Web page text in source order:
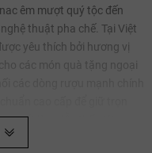
êm mượt quý tộc đến
thuật pha chế. Tại Việt
yêu thích bởi hương vị
các món quà tặng ngoại
cất lừng lẫy thế giới.